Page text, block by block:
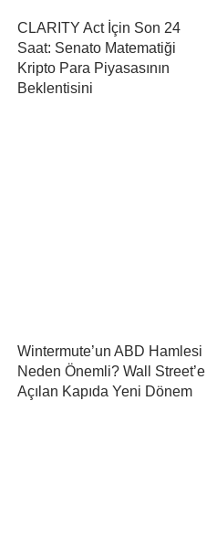
CLARITY Act İçin Son 24
Saat: Senato Matematiği
Kripto Para Piyasasının
Beklentisini
Wintermute’un ABD Hamlesi
Neden Önemli? Wall Street’e
Açılan Kapıda Yeni Dönem